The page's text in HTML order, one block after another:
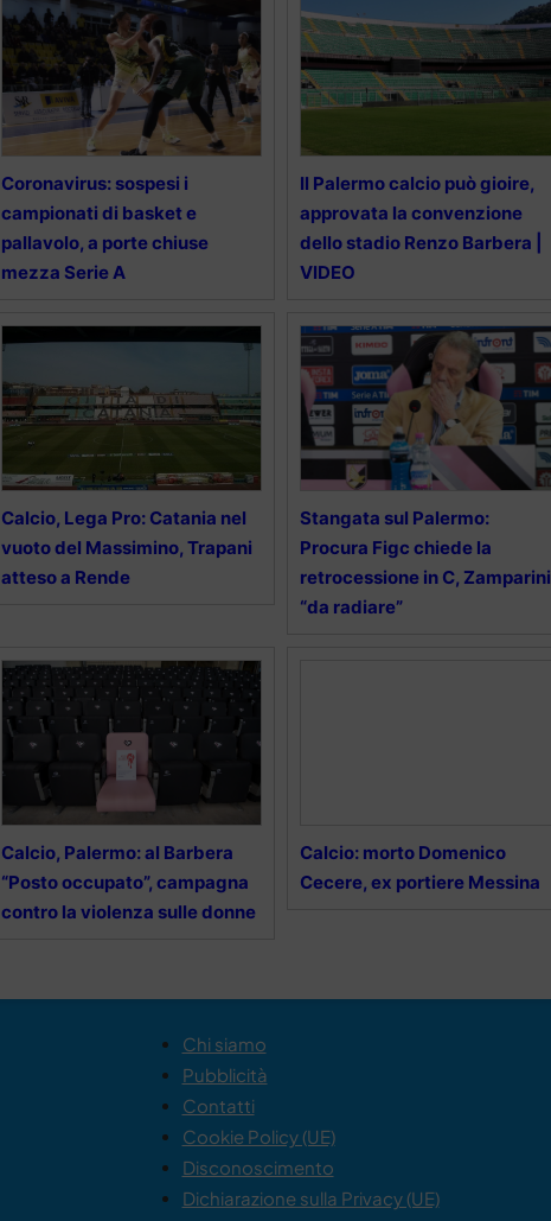
Coronavirus: sospesi i
campionati di basket e
pallavolo, a porte chiuse
mezza Serie A
Il Palermo calcio può gioire,
approvata la convenzione
dello stadio Renzo Barbera |
VIDEO
Calcio, Lega Pro: Catania nel
vuoto del Massimino, Trapani
atteso a Rende
Stangata sul Palermo:
Procura Figc chiede la
retrocessione in C, Zamparini
“da radiare”
Calcio, Palermo: al Barbera
“Posto occupato”, campagna
contro la violenza sulle donne
Calcio: morto Domenico
Cecere, ex portiere Messina
Chi siamo
Pubblicità
Contatti
Cookie Policy (UE)
Disconoscimento
Dichiarazione sulla Privacy (UE)